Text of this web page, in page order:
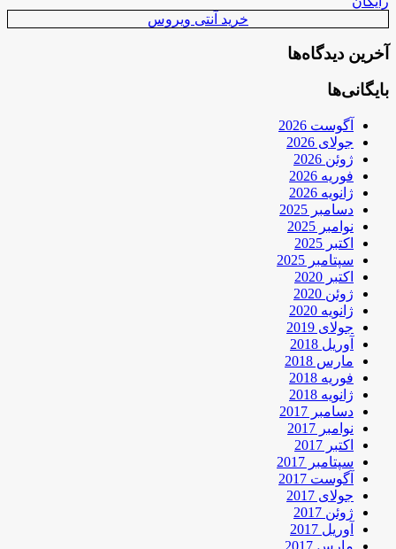
خرید آنتی ویروس
آخرین دیدگاه‌ها
بایگانی‌ها
آگوست 2026
جولای 2026
ژوئن 2026
فوریه 2026
ژانویه 2026
دسامبر 2025
نوامبر 2025
اکتبر 2025
سپتامبر 2025
اکتبر 2020
ژوئن 2020
ژانویه 2020
جولای 2019
آوریل 2018
مارس 2018
فوریه 2018
ژانویه 2018
دسامبر 2017
نوامبر 2017
اکتبر 2017
سپتامبر 2017
آگوست 2017
جولای 2017
ژوئن 2017
آوریل 2017
مارس 2017